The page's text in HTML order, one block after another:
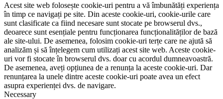
Acest site web folosește cookie-uri pentru a vă îmbunătăți experiența
în timp ce navigați pe site. Din aceste cookie-uri, cookie-urile care
sunt clasificate ca fiind necesare sunt stocate pe browserul dvs.,
deoarece sunt esențiale pentru funcționarea funcționalităților de bază
ale site-ului. De asemenea, folosim cookie-uri terțe care ne ajută să
analizăm și să înțelegem cum utilizați acest site web. Aceste cookie-
uri vor fi stocate în browserul dvs. doar cu acordul dumneavoastră.
De asemenea, aveți opțiunea de a renunța la aceste cookie-uri. Dar
renunțarea la unele dintre aceste cookie-uri poate avea un efect
asupra experienței dvs. de navigare.
Necessary